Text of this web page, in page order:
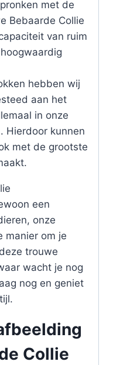
met de
Bebaarde Collie
van ruim
hebben wij
aan het
in onze
Hierdoor kunnen
met de grootste
een
onze
manier om je
trouwe
wacht je nog
nog en geniet
Collie